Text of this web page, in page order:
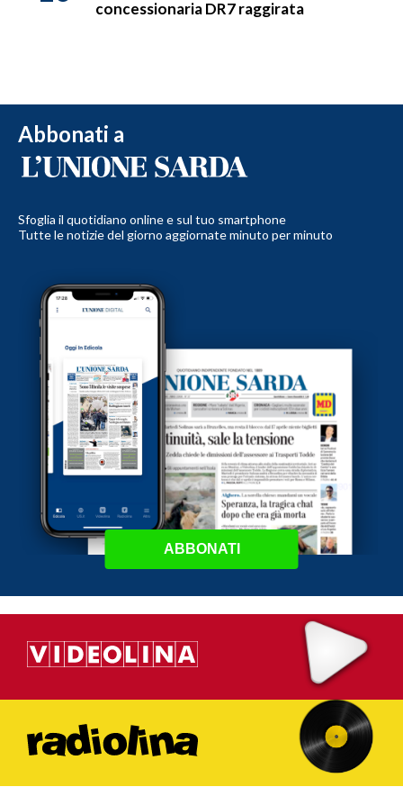
concessionaria DR7 raggirata
Abbonati a
Sfoglia il quotidiano online e sul tuo smartphone
Tutte le notizie del giorno aggiornate minuto per minuto
ABBONATI